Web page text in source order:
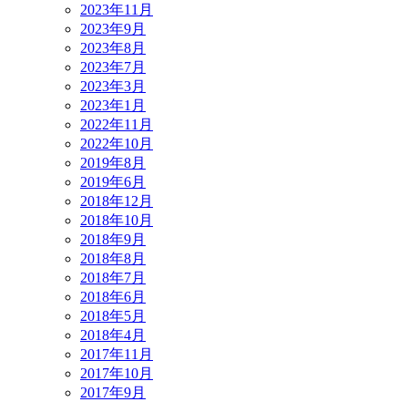
2023年11月
2023年9月
2023年8月
2023年7月
2023年3月
2023年1月
2022年11月
2022年10月
2019年8月
2019年6月
2018年12月
2018年10月
2018年9月
2018年8月
2018年7月
2018年6月
2018年5月
2018年4月
2017年11月
2017年10月
2017年9月